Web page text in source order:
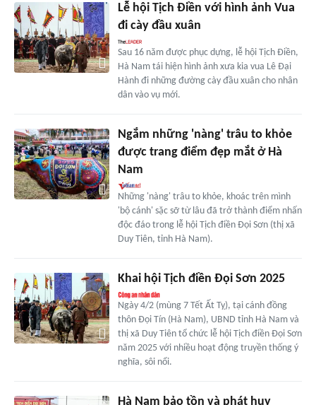
Lễ hội Tịch Điền với hình ảnh Vua
đi cày đầu xuân
Sau 16 năm được phục dựng, lễ hội Tịch Điền,
Hà Nam tái hiện hình ảnh xưa kia vua Lê Đại
Hành đi những đường cày đầu xuân cho nhân
dân vào vụ mới.
Ngắm những 'nàng' trâu to khỏe
được trang điểm đẹp mắt ở Hà
Nam
Những 'nàng' trâu to khỏe, khoác trên mình
'bộ cánh' sặc sỡ từ lâu đã trở thành điểm nhấn
độc đáo trong lễ hội Tịch điền Đọi Sơn (thị xã
Duy Tiên, tỉnh Hà Nam).
Khai hội Tịch điền Đọi Sơn 2025
Ngày 4/2 (mùng 7 Tết Ất Tỵ), tại cánh đồng
thôn Đọi Tín (Hà Nam), UBND tỉnh Hà Nam và
thị xã Duy Tiên tổ chức lễ hội Tịch điền Đọi Sơn
năm 2025 với nhiều hoạt động truyền thống ý
nghĩa, sôi nổi.
Hà Nam bảo tồn và phát huy